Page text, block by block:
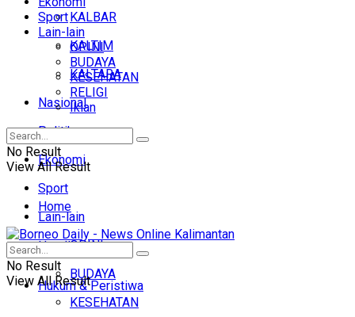
KALBAR
KALTIM
KALTARA
Nasional
Politik
Ekonomi
Sport
Lain-lain
OPINI
BUDAYA
KESEHATAN
Sport
Lain-lain
OPINI
BUDAYA
KESEHATAN
RELIGI
Iklan
No Result
View All Result
Home
Headline
Hukum & Peristiwa
No Result
View All Result